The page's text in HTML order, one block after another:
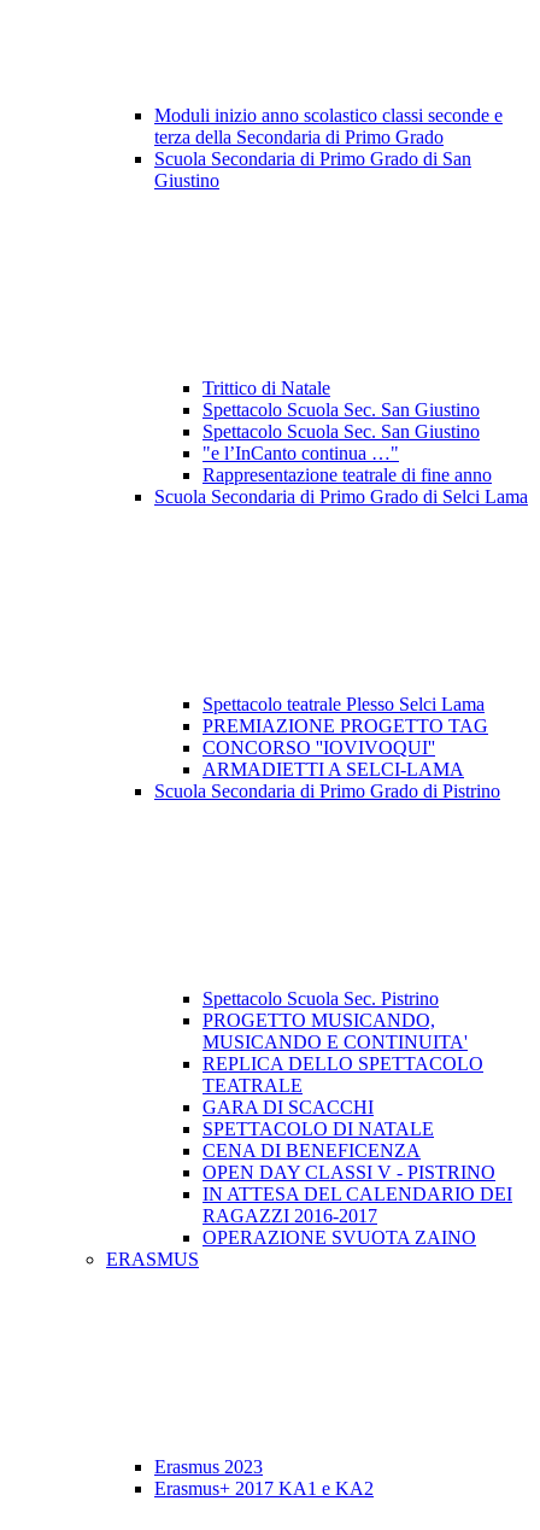
Moduli inizio anno scolastico classi seconde e
terza della Secondaria di Primo Grado
Scuola Secondaria di Primo Grado di San
Giustino
Trittico di Natale
Spettacolo Scuola Sec. San Giustino
Spettacolo Scuola Sec. San Giustino
"e l’InCanto continua …"
Rappresentazione teatrale di fine anno
Scuola Secondaria di Primo Grado di Selci Lama
Spettacolo teatrale Plesso Selci Lama
PREMIAZIONE PROGETTO TAG
CONCORSO ''IOVIVOQUI''
ARMADIETTI A SELCI-LAMA
Scuola Secondaria di Primo Grado di Pistrino
Spettacolo Scuola Sec. Pistrino
PROGETTO MUSICANDO,
MUSICANDO E CONTINUITA'
REPLICA DELLO SPETTACOLO
TEATRALE
GARA DI SCACCHI
SPETTACOLO DI NATALE
CENA DI BENEFICENZA
OPEN DAY CLASSI V - PISTRINO
IN ATTESA DEL CALENDARIO DEI
RAGAZZI 2016-2017
OPERAZIONE SVUOTA ZAINO
ERASMUS
Erasmus 2023
Erasmus+ 2017 KA1 e KA2